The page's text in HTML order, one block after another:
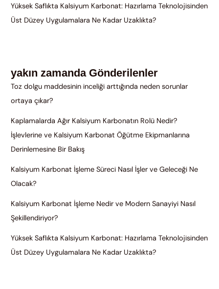
Yüksek Saflıkta Kalsiyum Karbonat: Hazırlama Teknolojisinden
Üst Düzey Uygulamalara Ne Kadar Uzaklıkta?
yakın zamanda Gönderilenler
Toz dolgu maddesinin inceliği arttığında neden sorunlar
ortaya çıkar?
Kaplamalarda Ağır Kalsiyum Karbonatın Rolü Nedir?
İşlevlerine ve Kalsiyum Karbonat Öğütme Ekipmanlarına
Derinlemesine Bir Bakış
Kalsiyum Karbonat İşleme Süreci Nasıl İşler ve Geleceği Ne
Olacak?
Kalsiyum Karbonat İşleme Nedir ve Modern Sanayiyi Nasıl
Şekillendiriyor?
Yüksek Saflıkta Kalsiyum Karbonat: Hazırlama Teknolojisinden
Üst Düzey Uygulamalara Ne Kadar Uzaklıkta?